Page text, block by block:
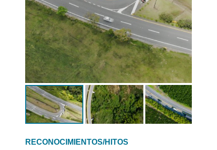
RECONOCIMIENTOS/HITOS